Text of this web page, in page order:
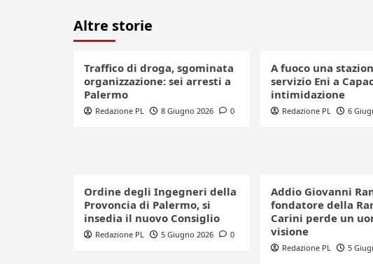
Altre storie
Traffico di droga, sgominata
organizzazione: sei arresti a
Palermo
Redazione PL 8 Giugno 2026 0
A fuoco una
servizio Eni a
intimidazione
Redazione PL 6
Ordine degli Ingegneri della
Provoncia di Palermo, si
insedia il nuovo Consiglio
Redazione PL 5 Giugno 2026 0
Addio Giovanni
fondatore della
Carini perde un
visione
Redazione PL 5